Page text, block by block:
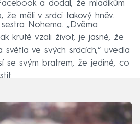
a dodal, že mladíkům
že měli v srdci takový hněv.
Nohema. „Dvěma
krutě vzali život, je jasné, že
ve svých srdcích,“ uvedla
se svým bratrem, že jediné, co